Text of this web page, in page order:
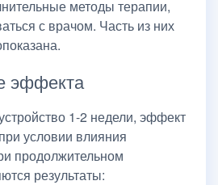
методы терапии,
с врачом. Часть из них
эффекта
1-2 недели, эффект
условии влияния
продолжительном
результаты: